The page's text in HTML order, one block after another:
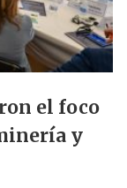
el foco
y